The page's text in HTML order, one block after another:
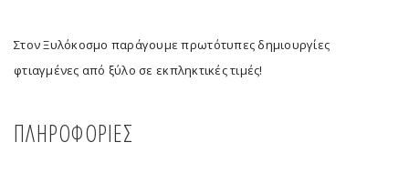
Στον Ξυλόκοσμο παράγουμε πρωτότυπες δημιουργίες
φτιαγμένες από ξύλο σε εκπληκτικές τιμές!
ΠΛΗΡΟΦΟΡΙΕΣ